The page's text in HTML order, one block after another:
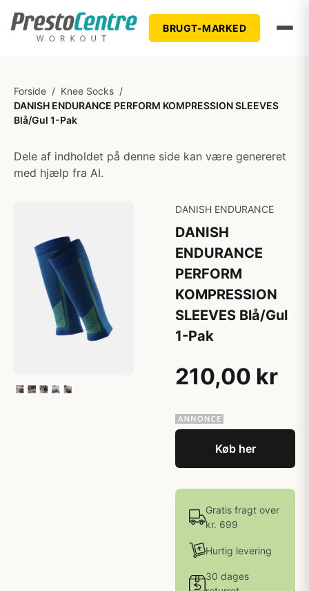
BRUGT-MARKED
Forside / Knee Socks /
DANISH ENDURANCE PERFORM KOMPRESSION SLEEVES
Blå/Gul 1-Pak
Dele af indholdet på denne side kan være genereret
med hjælp fra AI.
DANISH ENDURANCE
DANISH
ENDURANCE
PERFORM
KOMPRESSION
SLEEVES Blå/Gul
1-Pak
210,00 kr
Køb her
Gratis fragt over
kr. 699
Hurtig levering
30 dages